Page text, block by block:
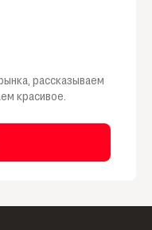
рассказываем
красивое.